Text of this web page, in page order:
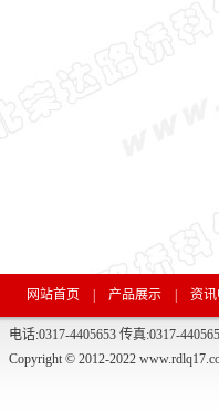
网站首页 产品展示 资
电话:0317-4405653 传真:0317-
Copyright © 2012-2022